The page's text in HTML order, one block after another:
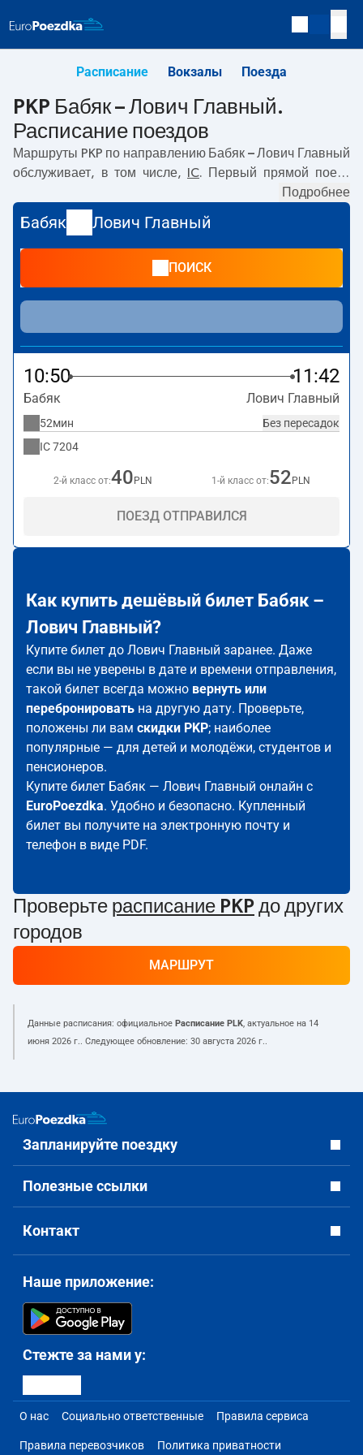
Расписание Вокзалы Поезда
PKP Бабяк – Лович Главный.
Расписание поездов
Маршруты PKP по направлению Бабяк – Лович Главный
обслуживает, в том числе,
IC. Первый прямой поезд
поезд до Лович Главный отправляется в 10:50. Самое
быстрое путешествие предлагает прямой поезд
ZIELONOGÓRZANIN . Поездка на нём занимает00:52. В
настоящее время по маршрутуБабяк
не курсируют другие поезда перевозчика PKP Intercity.
Поезд заканчивает маршрут на станции Лович Главный.
Подробнее
Бабяк Лович Главный
ПОИСК
10:50 11:42
Бабяк Лович Главный
Без пересадок
52мин
IC7204
2-й класс от:40 PLN 1-й класс от:52 PLN
ПОЕЗД ОТПРАВИЛСЯ
Как купить дешёвый билет Бабяк –
Лович Главный?
Купите билет до Лович Главный заранее. Даже
если вы не уверены в дате и времени отправления,
такой билет всегда можно вернуть или
перебронировать на другую дату. Проверьте,
положены ли вам скидки PKP; наиболее
популярные — для детей и молодёжи, студентов и
пенсионеров.
Купите билет Бабяк — Лович Главный онлайн с
EuroPoezdka. Удобно и безопасно. Купленный
билет вы получите на электронную почту и
телефон в виде PDF.
Проверьте расписание PKP до других
городов
МАРШРУТ
Данные расписания: официальное Расписание PLK, актуальное на 14
июня 2026 г.. Следующее обновление: 30 августа 2026 г..
Запланируйте поездку
Полезные ссылки
Контакт
Наше приложение:
Стежте за нами у:
О нас Социально ответственные Правила сервиса
Правила перевозчиков Политика приватности